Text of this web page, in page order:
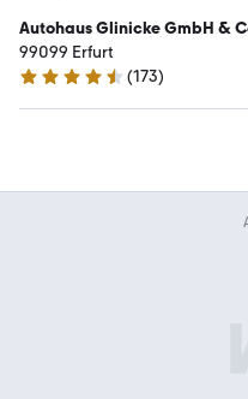
Autohaus Glinicke GmbH &
99099 Erfurt
4.4 Sterne
(173)